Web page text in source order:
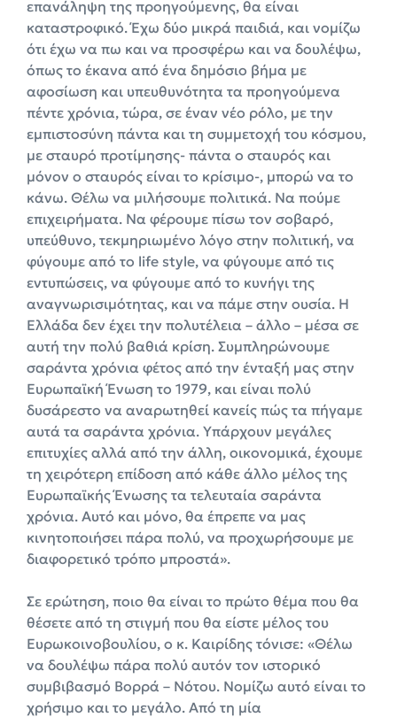
επανάληψη της προηγούμενης, θα είναι
καταστροφικό. Έχω δύο μικρά παιδιά, και νομίζω
ότι έχω να πω και να προσφέρω και να δουλέψω,
όπως το έκανα από ένα δημόσιο βήμα με
αφοσίωση και υπευθυνότητα τα προηγούμενα
πέντε χρόνια, τώρα, σε έναν νέο ρόλο, με την
εμπιστοσύνη πάντα και τη συμμετοχή του κόσμου,
με σταυρό προτίμησης- πάντα ο σταυρός και
μόνον ο σταυρός είναι το κρίσιμο-, μπορώ να το
κάνω. Θέλω να μιλήσουμε πολιτικά. Να πούμε
επιχειρήματα. Να φέρουμε πίσω τον σοβαρό,
υπεύθυνο, τεκμηριωμένο λόγο στην πολιτική, να
φύγουμε από το life style, να φύγουμε από τις
εντυπώσεις, να φύγουμε από το κυνήγι της
αναγνωρισιμότητας, και να πάμε στην ουσία. Η
Ελλάδα δεν έχει την πολυτέλεια – άλλο – μέσα σε
αυτή την πολύ βαθιά κρίση. Συμπληρώνουμε
σαράντα χρόνια φέτος από την ένταξή μας στην
Ευρωπαϊκή Ένωση το 1979, και είναι πολύ
δυσάρεστο να αναρωτηθεί κανείς πώς τα πήγαμε
αυτά τα σαράντα χρόνια. Υπάρχουν μεγάλες
επιτυχίες αλλά από την άλλη, οικονομικά, έχουμε
τη χειρότερη επίδοση από κάθε άλλο μέλος της
Ευρωπαϊκής Ένωσης τα τελευταία σαράντα
χρόνια. Αυτό και μόνο, θα έπρεπε να μας
κινητοποιήσει πάρα πολύ, να προχωρήσουμε με
διαφορετικό τρόπο μπροστά».
Σε ερώτηση, ποιο θα είναι το πρώτο θέμα που θα
θέσετε από τη στιγμή που θα είστε μέλος του
Ευρωκοινοβουλίου, ο κ. Καιρίδης τόνισε: «Θέλω
να δουλέψω πάρα πολύ αυτόν τον ιστορικό
συμβιβασμό Βορρά – Νότου. Νομίζω αυτό είναι το
χρήσιμο και το μεγάλο. Από τη μία